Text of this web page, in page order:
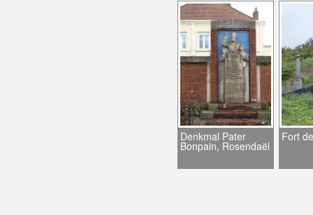
Denkmal Pater
Bonpain, Rosendaël
Fort